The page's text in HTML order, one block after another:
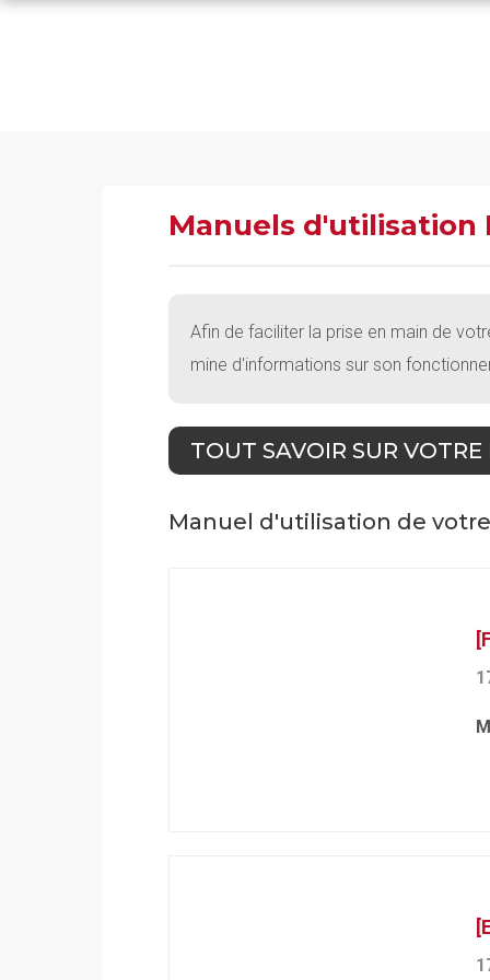
Manuels d'utilisation
Afin de faciliter la prise en main de
mine d'informations sur son
TOUT SAVOIR SUR
Manuel d'utilisation de